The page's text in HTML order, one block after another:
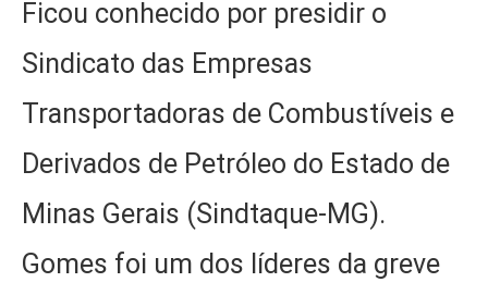
Ficou conhecido por presidir o
Sindicato das Empresas
Transportadoras de Combustíveis e
Derivados de Petróleo do Estado de
Minas Gerais (Sindtaque-MG).
Gomes foi um dos líderes da greve